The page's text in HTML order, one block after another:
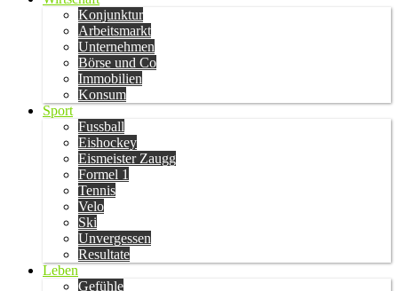
Konjunktur
Arbeitsmarkt
Unternehmen
Börse und Co
Immobilien
Konsum
Sport
Fussball
Eishockey
Eismeister Zaugg
Formel 1
Tennis
Velo
Ski
Unvergessen
Resultate
Leben
Gefühle